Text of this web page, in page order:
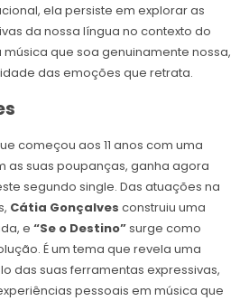
ela persiste em explorar as
da nossa língua no contexto do
música que soa genuinamente nossa,
das emoções que retrata.
começou aos 11 anos com uma
as suas poupanças, ganha agora
segundo single. Das atuações na
Cátia Gonçalves construiu uma
e “Se o Destino”surge como
É um tema que revela uma
das suas ferramentas expressivas,
pessoais em música que